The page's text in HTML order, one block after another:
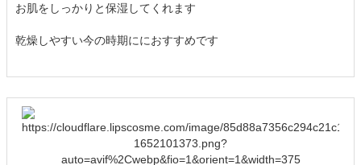
お肌をしっかりと保湿してくれます
乾燥しやすい今の時期ににおすすめです